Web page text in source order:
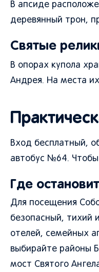
В апсиде
деревянный трон,
Святые
В опорах купола
Андрея. На места
Вход бесплатный,
автобус №64. Чтобы
Где
Для посещения
безопасный, тихий
отелей, семейных
выбирайте районы
мост Святого